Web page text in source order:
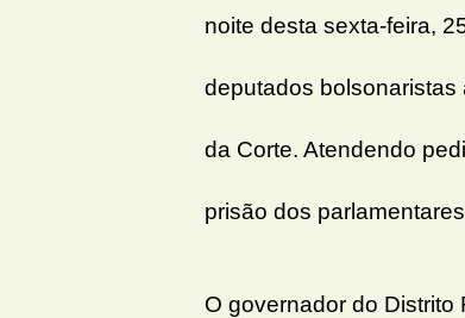
noite desta sexta-feira,
deputados
da Corte. Atendendo
prisão dos
O governador do